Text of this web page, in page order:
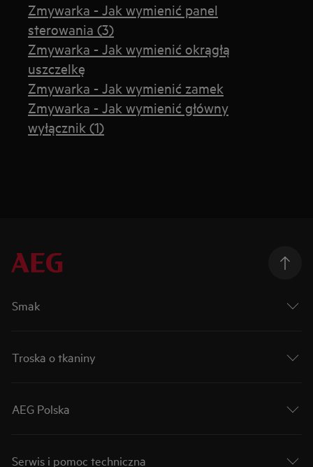
Zmywarka - Jak wymienić panel
sterowania (3)
Zmywarka - Jak wymienić okrągłą
uszczelkę
Zmywarka - Jak wymienić zamek
Zmywarka - Jak wymienić główny
wyłącznik (1)
Smak
Troska o tkaniny
AEG Polska
Serwis i pomoc techniczna